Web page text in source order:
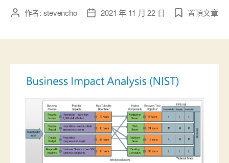
文 作者: stevencho
文 2021 年 11 月 22 日 置頂文章